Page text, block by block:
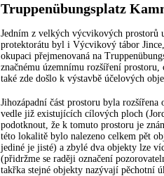
Truppenübungsplatz
Jedním z velkých výcvikových prostorů
protektorátu byl i Výcvikový tábor
okupaci přejmenovaná na
značnému územnímu rozšíření
také zde došlo k výstavbě účelových
Jihozápadní část prostoru byla
vedle již existujících cílových ploch
podotknout, že k tomuto prostoru je
této lokalitě bylo nalezeno celkem pět
jediné je jisté) a zbylé dva objekty lze
(přidržme se raději označení
takřka stejné objekty nazývají pěchotní